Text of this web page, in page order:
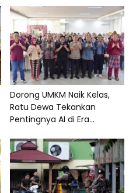
Dorong UMKM Naik Kelas,
Ratu Dewa Tekankan
Pentingnya AI di Era...